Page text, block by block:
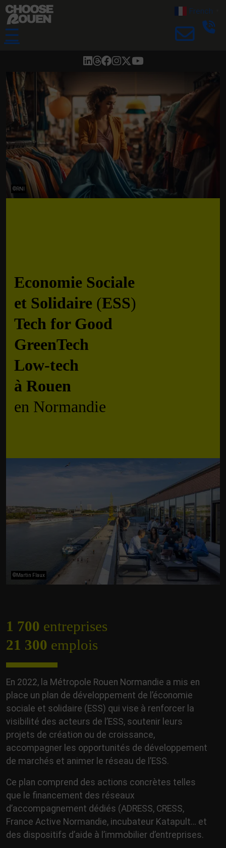
☰
French
Economie Sociale
et Solidaire (ESS)
Tech for Good
GreenTech
Low-tech
à Rouen
en Normandie
©RNI
©Martin Flaux
1 700 entreprises
21 300 emplois
En 2022, la Métropole Rouen Normandie a mis en
place un plan de développement de l’économie
sociale et solidaire (ESS) qui vise à renforcer la
visibilité des acteurs de l’ESS, soutenir leurs
projets de création ou de croissance,
accompagner les opportunités de développement
de marchés et animer le réseau de l’ESS.
Ce plan comprend des actions concrètes telles
que le financement des réseaux
d’accompagnement dédiés (ADRESS, CRESS,
France Active Normandie, incubateur Katapult… et
des dispositifs d’aide à l’immobilier d’entreprises.